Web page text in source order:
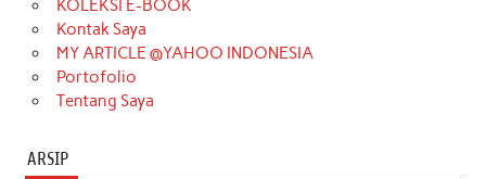
m
KOLEKSI E-BOOK
Kontak Saya
MY ARTICLE @YAHOO INDONESIA
Portofolio
Tentang Saya
ARSIP